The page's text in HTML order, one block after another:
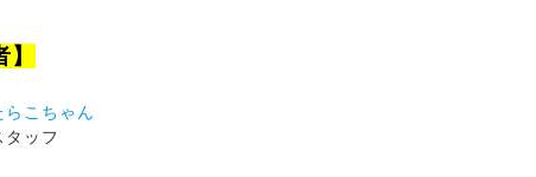
】
らこちゃん
ッフ